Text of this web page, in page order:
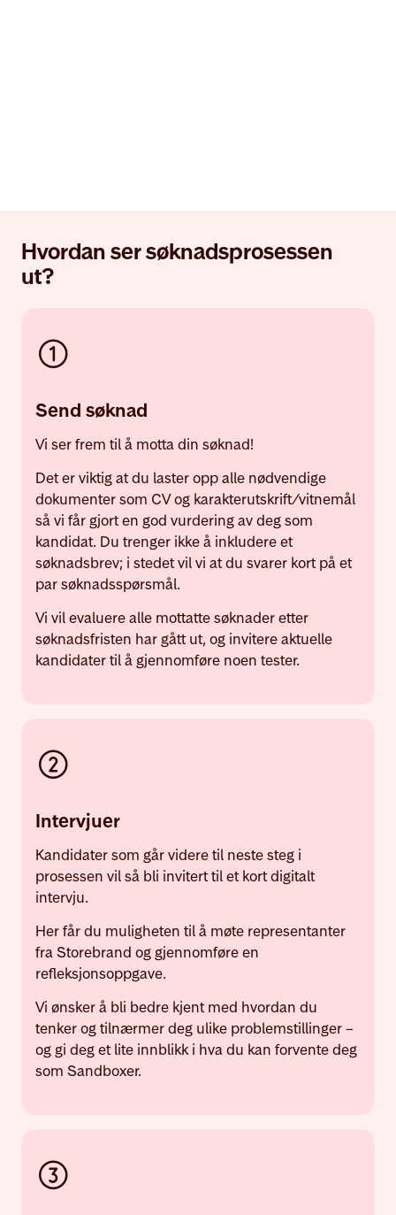
Hvordan ser søknadsprosessen
ut?
Send søknad
Vi ser frem til å motta din søknad!
Det er viktig at du laster opp alle nødvendige
dokumenter som CV og karakterutskrift/vitnemål
så vi får gjort en god vurdering av deg som
kandidat. Du trenger ikke å inkludere et
søknadsbrev; i stedet vil vi at du svarer kort på et
par søknadsspørsmål.
Vi vil evaluere alle mottatte søknader etter
søknadsfristen har gått ut, og invitere aktuelle
kandidater til å gjennomføre noen tester.
Intervjuer
Kandidater som går videre til neste steg i
prosessen vil så bli invitert til et kort digitalt
intervju.
Her får du muligheten til å møte representanter
fra Storebrand og gjennomføre en
refleksjonsoppgave.
Vi ønsker å bli bedre kjent med hvordan du
tenker og tilnærmer deg ulike problemstillinger –
og gi deg et lite innblikk i hva du kan forvente deg
som Sandboxer.